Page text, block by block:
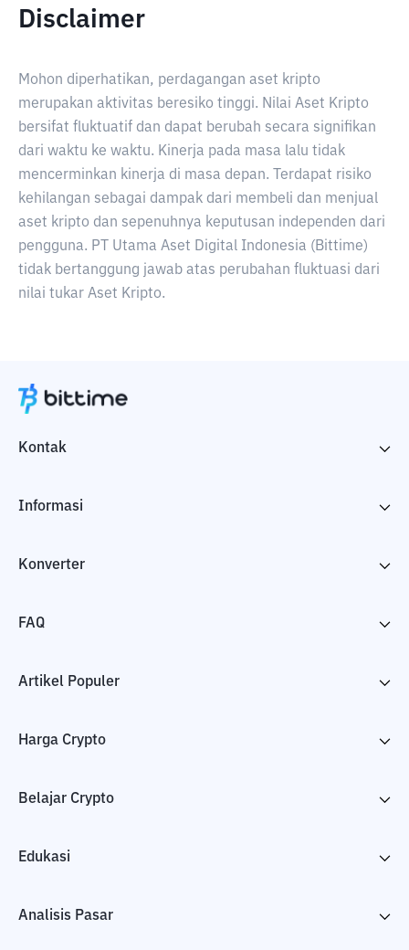
Disclaimer
Mohon diperhatikan, perdagangan aset kripto
merupakan aktivitas beresiko tinggi. Nilai Aset Kripto
bersifat fluktuatif dan dapat berubah secara signifikan
dari waktu ke waktu. Kinerja pada masa lalu tidak
mencerminkan kinerja di masa depan. Terdapat risiko
kehilangan sebagai dampak dari membeli dan menjual
aset kripto dan sepenuhnya keputusan independen dari
pengguna. PT Utama Aset Digital Indonesia (Bittime)
tidak bertanggung jawab atas perubahan fluktuasi dari
nilai tukar Aset Kripto.
Kontak
Informasi
Konverter
FAQ
Artikel Populer
Harga Crypto
Belajar Crypto
Edukasi
Analisis Pasar